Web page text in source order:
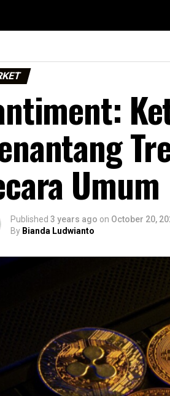
Umum
Published 3 years ago on October 20,
By Bianda Ludwianto